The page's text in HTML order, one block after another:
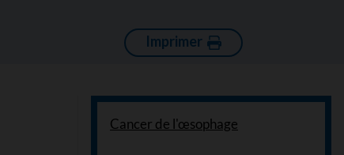
Imprimer
Cancer de l'œsophage